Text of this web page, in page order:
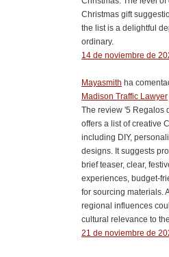
Christmas gift
the list is a delightful
ordinary.
14 de noviembre de
Mayasmith ha
Madison Traffic Lawyer
The review '5 Regalos
offers a list of creative
including DIY,
designs. It suggests
brief teaser, clear,
experiences, budget-
for sourcing materials.
regional influences
cultural relevance to
21 de noviembre de